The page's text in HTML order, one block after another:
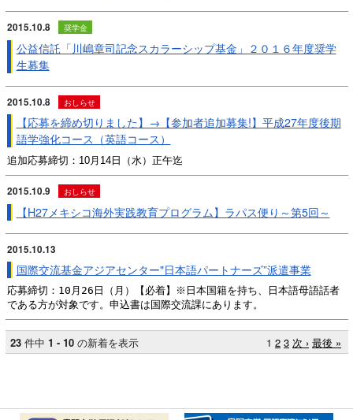
2015.10.8 奨学金
公益信託「川嶋章司記念スカラーシップ基金」２０１６年度奨学
生募集
2015.10.8 おしらせ
【応募を締め切りました】→【参加者追加募集!】平成27年度後期
語学強化コース（英語コース）
追加応募締切：10月14日（水）正午迄
2015.10.9 おしらせ
【H27メキシコ海外実践教育プログラム】ラパス便り～第5回～
2015.10.13
国際交流基金アジアセンター"日本語パートナーズ”派遣事業
応募締切：10月26日（月）【必着】※日本国籍を持ち、日本語母語話者
である方が対象です。申込書は国際交流課にあります。
23 件中 1 - 10 の新着を表示 1 2 3 次 › 最後 »